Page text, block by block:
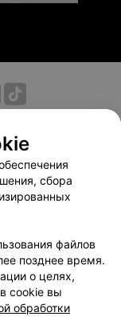
оплаты
сервиса
сбора
файлов
позднее время.
о целях,
cookie вы
обработки